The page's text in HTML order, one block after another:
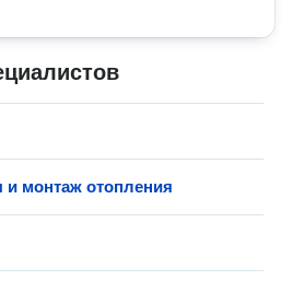
и монтаж отопления